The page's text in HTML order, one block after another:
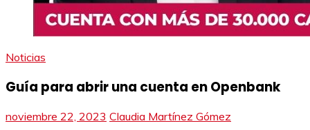
Noticias
Guía para abrir una cuenta en Openbank
noviembre 22, 2023 Claudia Martínez Gómez